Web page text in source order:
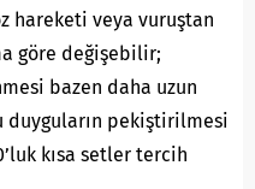
hareketi veya vuruştan
göre değişebilir;
bazen daha uzun
pekiştirilmesi
kısa setler tercih